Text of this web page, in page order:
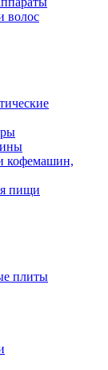
волос
кофемашин,
пищи
плиты